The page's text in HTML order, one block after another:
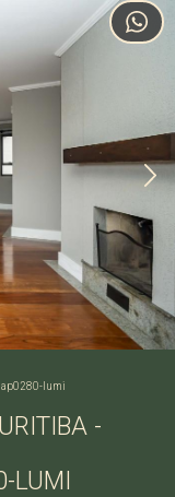
ap0280-lumi
-